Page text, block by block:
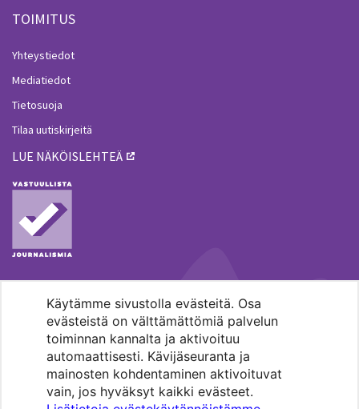
Käytämme sivustolla evästeitä. Osa
evästeistä on välttämättömiä palvelun
toiminnan kannalta ja aktivoituu
automaattisesti. Kävijäseuranta ja
mainosten kohdentaminen aktivoituvat
vain, jos hyväksyt kaikki evästeet.
TOIMITUS
Yhteystiedot
Mediatiedot
Tietosuoja
Tilaa uutiskirjeitä
LUE NÄKÖISLEHTEÄ
MENOHAKU